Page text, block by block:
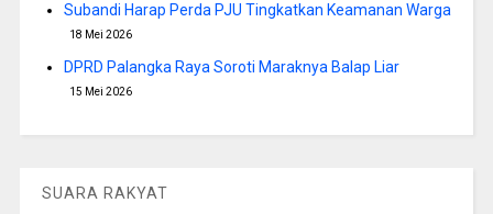
Subandi Harap Perda PJU Tingkatkan Keamanan Warga
18 Mei 2026
DPRD Palangka Raya Soroti Maraknya Balap Liar
15 Mei 2026
SUARA RAKYAT